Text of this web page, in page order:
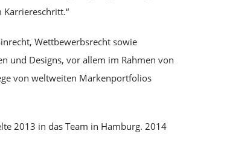
Wettbewerbsrecht sowie
und Designs, vor allem im Rahmen von
von weltweiten Markenportfolios
2013 in das Team in Hamburg. 2014